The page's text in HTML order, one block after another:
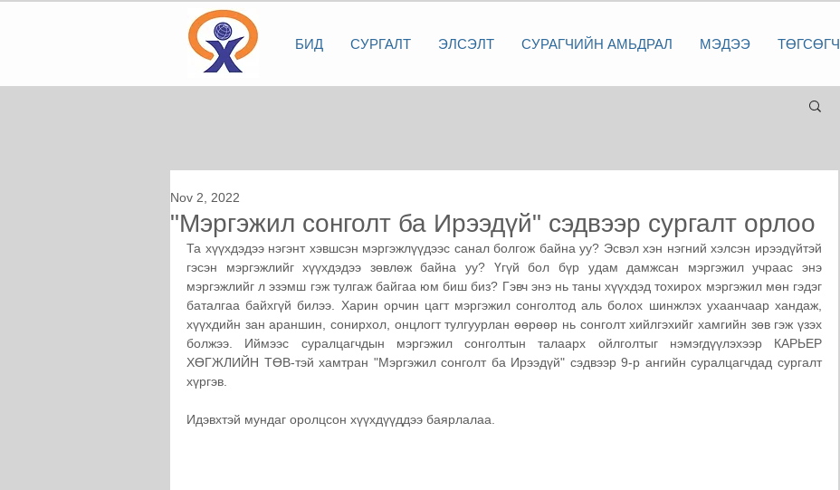
БИД СУРГАЛТ ЭЛСЭЛТ СУРАГЧИЙН АМЬДРАЛ МЭДЭЭ ТӨГСӨГЧ
"Мэргэжил сонголт ба Ирээдүй" сэдвээр сургалт орлоо
Nov 2, 2022
Та хүүхдэдээ нэгэнт хэвшсэн мэргэжлүүдээс санал болгож байна уу? Эсвэл хэн нэгний хэлсэн ирээдүйтэй
гэсэн мэргэжлийг хүүхдэдээ зөвлөж байна уу? Үгүй бол бүр удам дамжсан мэргэжил учраас энэ
мэргэжлийг л эзэмш гэж тулгаж байгаа юм биш биз? Гэвч энэ нь таны хүүхдэд тохирох мэргэжил мөн гэдэг
баталгаа байхгүй билээ. Харин орчин цагт мэргэжил сонголтод аль болох шинжлэх ухаанчаар хандаж,
хүүхдийн зан араншин, сонирхол, онцлогт тулгуурлан өөрөөр нь сонголт хийлгэхийг хамгийн зөв гэж үзэх
болжээ. Иймээс суралцагчдын мэргэжил сонголтын талаарх ойлголтыг нэмэгдүүлэхээр КАРЬЕР
ХӨГЖЛИЙН ТӨВ-тэй хамтран "Мэргэжил сонголт ба Ирээдүй" сэдвээр 9-р ангийн суралцагчдад сургалт
хүргэв.
Идэвхтэй мундаг оролцсон хүүхдүүддээ баярлалаа.